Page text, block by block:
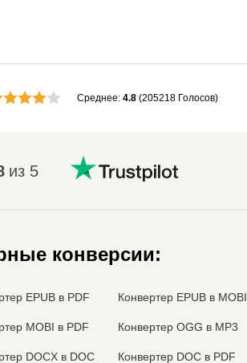
Среднее: 4.8 (205218 Голосов)
из 5
конверсии:
EPUB в PDF Конвертер EPUB в MOBI
MOBI в PDF Конвертер OGG в MP3
DOCX в DOC Конвертер DOC в PDF